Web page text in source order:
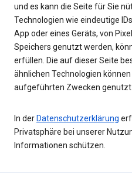
und es kann die Seite für Sie
Technologien wie eindeutige
App oder eines Geräts, von
Speichers genutzt werden,
erfüllen. Die auf dieser Seite
ähnlichen Technologien
aufgeführten Zwecken genutzt
In der Datenschutzerklärung
Privatsphäre bei unserer
Informationen schützen.